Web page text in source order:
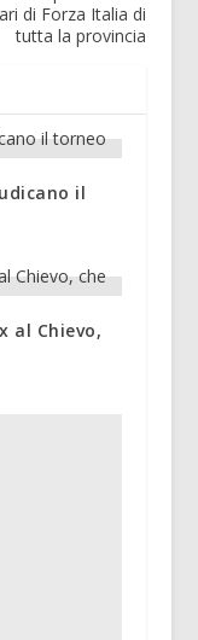
di Forza Italia di
tutta la provincia
il
al Chievo,